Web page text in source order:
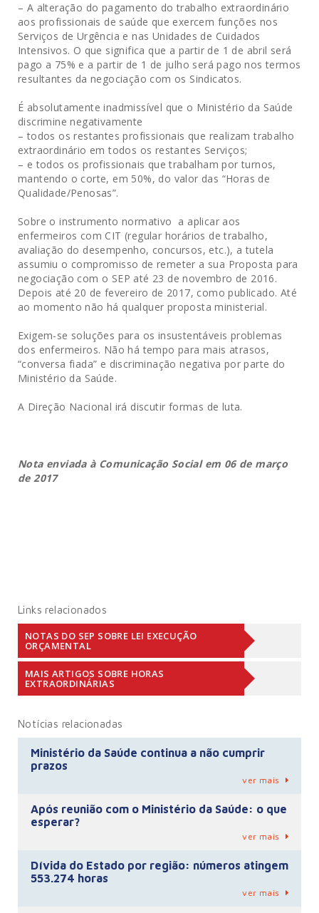
– A alteração do pagamento do trabalho extraordinário
aos profissionais de saúde que exercem funções nos
Serviços de Urgência e nas Unidades de Cuidados
Intensivos. O que significa que a partir de 1 de abril será
pago a 75% e a partir de 1 de julho será pago nos termos
resultantes da negociação com os Sindicatos.
É absolutamente inadmissível que o Ministério da Saúde
discrimine negativamente
– todos os restantes profissionais que realizam trabalho
extraordinário em todos os restantes Serviços;
– e todos os profissionais que trabalham por turnos,
mantendo o corte, em 50%, do valor das “Horas de
Qualidade/Penosas”.
Sobre o instrumento normativo a aplicar aos
enfermeiros com CIT (regular horários de trabalho,
avaliação do desempenho, concursos, etc.), a tutela
assumiu o compromisso de remeter a sua Proposta para
negociação com o SEP até 23 de novembro de 2016.
Depois até 20 de fevereiro de 2017, como publicado. Até
ao momento não há qualquer proposta ministerial.
Exigem-se soluções para os insustentáveis problemas
dos enfermeiros. Não há tempo para mais atrasos,
“conversa fiada” e discriminação negativa por parte do
Ministério da Saúde.
A Direção Nacional irá discutir formas de luta.
Nota enviada à Comunicação Social em 06 de março
de 2017
Links relacionados
NOTAS DO SEP SOBRE LEI EXECUÇÃO
ORÇAMENTAL
MAIS ARTIGOS SOBRE HORAS
EXTRAORDINÁRIAS
Notícias relacionadas
Ministério da Saúde continua a não cumprir
prazos
ver mais
Após reunião com o Ministério da Saúde: o que
esperar?
ver mais
Dívida do Estado por região: números atingem
553.274 horas
ver mais